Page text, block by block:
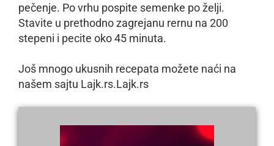
pečenje. Po vrhu pospite semenke po želji.
Stavite u prethodno zagrejanu rernu na 200
stepeni i pecite oko 45 minuta.
Još mnogo ukusnih recepata možete naći na
našem sajtu Lajk.rs.Lajk.rs